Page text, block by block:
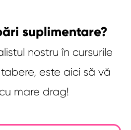
suplimentare?
nostru în cursurile
este aici să vă
mare drag!